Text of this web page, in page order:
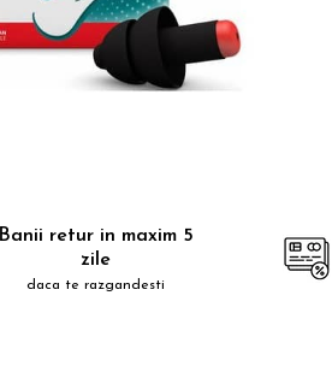
Banii retur in maxim 5
zile
daca te razgandesti